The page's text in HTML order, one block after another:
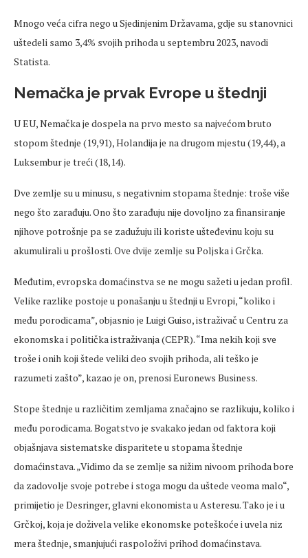
Mnogo veća cifra nego u Sjedinjenim Državama, gdje su stanovnici
uštedeli samo 3,4% svojih prihoda u septembru 2023, navodi
Statista.
Nemačka je prvak Evrope u štednji
U EU, Nemačka je dospela na prvo mesto sa najvećom bruto
stopom štednje (19,91), Holandija je na drugom mjestu (19,44), a
Luksembur je treći (18,14).
Dve zemlje su u minusu, s negativnim stopama štednje: troše više
nego što zarađuju. Ono što zarađuju nije dovoljno za finansiranje
njihove potrošnje pa se zadužuju ili koriste ušteđevinu koju su
akumulirali u prošlosti. Ove dvije zemlje su Poljska i Grčka.
Međutim, evropska domaćinstva se ne mogu sažeti u jedan profil.
Velike razlike postoje u ponašanju u štednji u Evropi, “koliko i
među porodicama”, objasnio je Luigi Guiso, istraživač u Centru za
ekonomska i politička istraživanja (CEPR). “Ima nekih koji sve
troše i onih koji štede veliki deo svojih prihoda, ali teško je
razumeti zašto”, kazao je on, prenosi Euronews Business.
Stope štednje u različitim zemljama značajno se razlikuju, koliko i
među porodicama. Bogatstvo je svakako jedan od faktora koji
objašnjava sistematske disparitete u stopama štednje
domaćinstava. „Vidimo da se zemlje sa nižim nivoom prihoda bore
da zadovolje svoje potrebe i stoga mogu da uštede veoma malo“,
primijetio je Desringer, glavni ekonomista u Asteresu. Tako je i u
Grčkoj, koja je doživela velike ekonomske poteškoće i uvela niz
mera štednje, smanjujući raspoloživi prihod domaćinstava.